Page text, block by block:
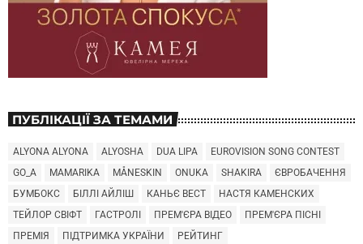
ПУБЛІКАЦІЇ ЗА ТЕМАМИ
ALYONA ALYONA ALYOSHA DUA LIPA
EUROVISION SONG CONTEST
GO_A
MAMARIKA MÅNESKIN ONUKA SHAKIRA
ЄВРОБАЧЕННЯ
БУМБОКС
БІЛЛІ АЙЛІШ КАНЬЄ ВЕСТ
НАСТЯ КАМЕНСКИХ
ТЕЙЛОР СВІФТ
ГАСТРОЛІ ПРЕМ'ЄРА ВІДЕО
ПРЕМ'ЄРА ПІСНІ
ПРЕМІЯ
ПІДТРИМКА УКРАЇНИ
РЕЙТИНГ